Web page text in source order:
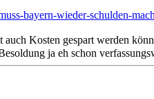
bayern-wieder-schulden-
auch Kosten gespart werden
ja eh schon